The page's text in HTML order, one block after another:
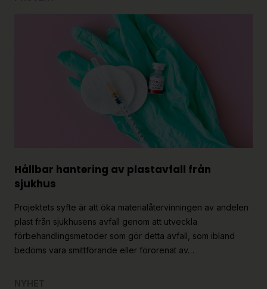
Hållbar hantering av plastavfall från
sjukhus
Projektets syfte är att öka materialåtervinningen av andelen
plast från sjukhusens avfall genom att utveckla
förbehandlingsmetoder som gör detta avfall, som ibland
bedöms vara smittförande eller förorenat av…